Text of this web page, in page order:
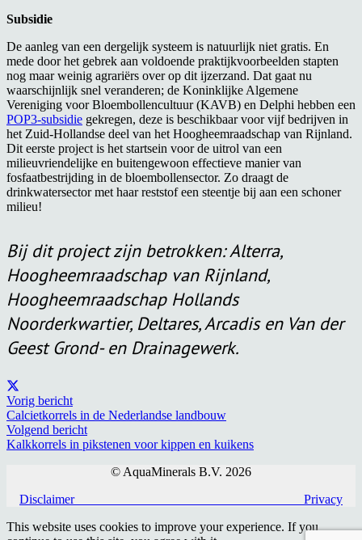
Subsidie
De aanleg van een dergelijk systeem is natuurlijk niet gratis. En
mede door het gebrek aan voldoende praktijkvoorbeelden stapten
nog maar weinig agrariërs over op dit ijzerzand. Dat gaat nu
waarschijnlijk snel veranderen; de Koninklijke Algemene
Vereniging voor Bloembollencultuur (KAVB) en Delphi hebben een
POP3-subsidie gekregen, deze is beschikbaar voor vijf bedrijven in
het Zuid-Hollandse deel van het Hoogheemraadschap van Rijnland.
Dit eerste project is het startsein voor de uitrol van een
milieuvriendelijke en buitengewoon effectieve manier van
fosfaatbestrijding in de bloembollensector. Zo draagt de
drinkwatersector met haar reststof een steentje bij aan een schoner
milieu!
Bij dit project zijn betrokken: Alterra,
Hoogheemraadschap van Rijnland,
Hoogheemraadschap Hollands
Noorderkwartier, Deltares, Arcadis en Van der
Geest Grond- en Drainagewerk.
Vorig bericht
Calcietkorrels in de Nederlandse landbouw
Volgend bericht
Kalkkorrels in pikstenen voor kippen en kuikens
© AquaMinerals B.V. 2026
Disclaimer Privacy
This website uses cookies to improve your experience. If you